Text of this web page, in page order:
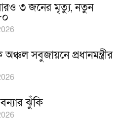
৩ জনের মৃত্যু, নতুন
সবুজায়নে প্রধানমন্ত্রীর
ঝুঁকি